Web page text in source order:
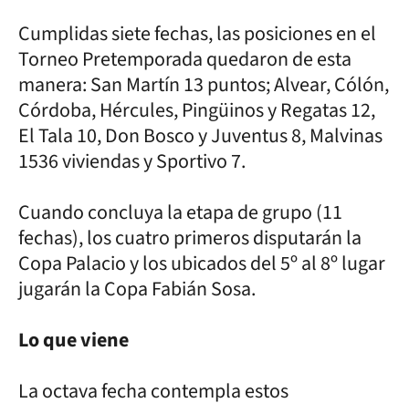
Cumplidas siete fechas, las posiciones en el
Torneo Pretemporada quedaron de esta
manera: San Martín 13 puntos; Alvear, Cólón,
Córdoba, Hércules, Pingüinos y Regatas 12,
El Tala 10, Don Bosco y Juventus 8, Malvinas
1536 viviendas y Sportivo 7.
Cuando concluya la etapa de grupo (11
fechas), los cuatro primeros disputarán la
Copa Palacio y los ubicados del 5º al 8º lugar
jugarán la Copa Fabián Sosa.
Lo que viene
La octava fecha contempla estos